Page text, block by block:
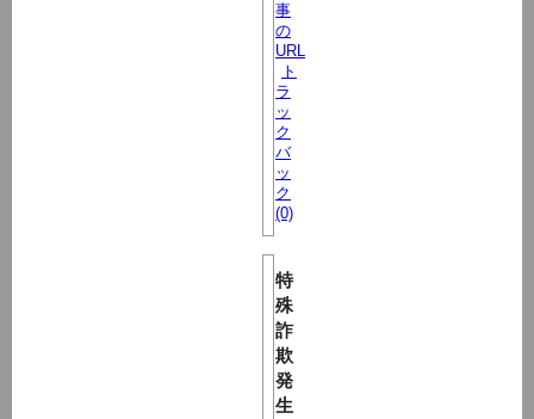
事
の
URL
ト
ラ
ッ
ク
バ
ッ
ク
(0)
特
殊
詐
欺
発
生